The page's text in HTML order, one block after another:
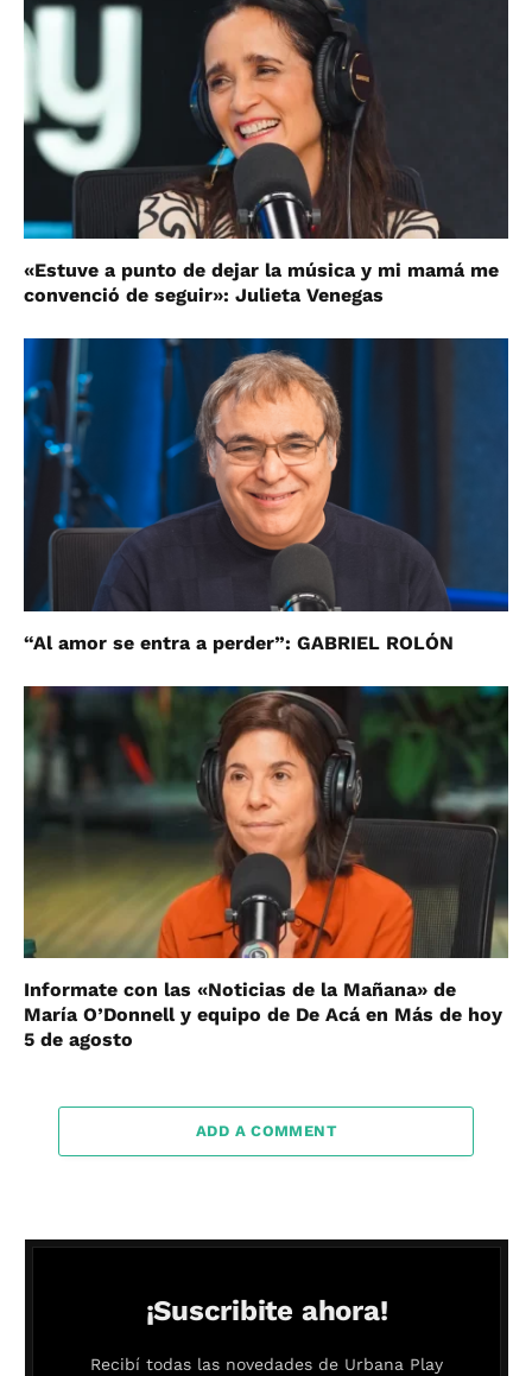
«Estuve a punto de dejar la música y mi mamá me
convenció de seguir»: Julieta Venegas
“Al amor se entra a perder”: GABRIEL ROLÓN
Informate con las «Noticias de la Mañana» de
María O’Donnell y equipo de De Acá en Más de hoy
5 de agosto
ADD A COMMENT
¡Suscribite ahora!
Recibí todas las novedades de Urbana Play